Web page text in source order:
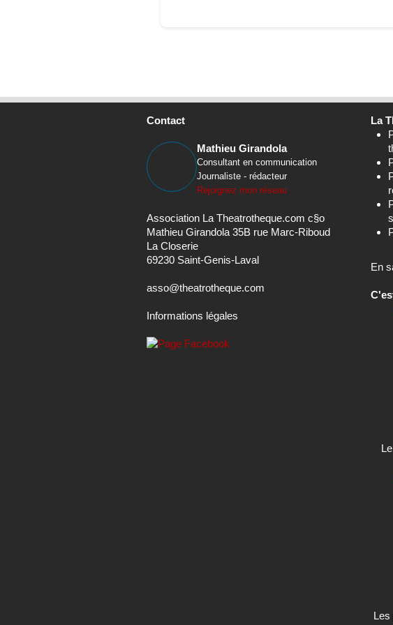
Contact
Mathieu Girandola
Consultant en communication
Journaliste - rédacteur
Rejoignez mon réseau
Association La Theatrotheque.com c§o
Mathieu Girandola 35B rue Marc-Riboud
La Closerie
69230 Saint-Genis-Laval
asso@theatrotheque.com
Informations légales
La
En
Les